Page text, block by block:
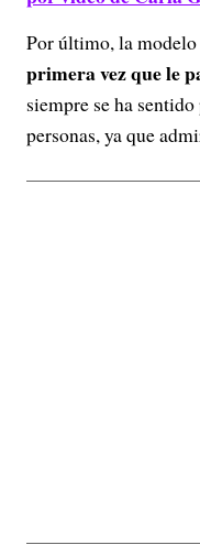
Por último, la
primera vez que le
siempre se ha
personas, ya que